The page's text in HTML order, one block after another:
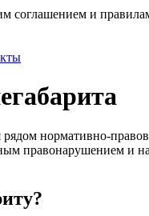
соглашением и
рядом нормативно-
правонарушением и